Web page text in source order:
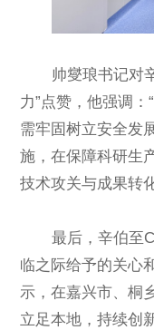
帅燮琅书记对
力”点赞，他强调
需牢固树立安全发
施，在保障科研生
技术攻关与成果转
最后，辛伯至
临之际给予的关心
示，在嘉兴市、桐
立足本地，持续创